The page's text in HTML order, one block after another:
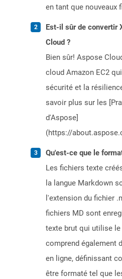
en tant que nouveaux
Est-il sûr de convertir
Cloud ?
Bien sûr! Aspose
cloud Amazon EC2
sécurité et la
savoir plus sur les
d'Aspose]
(https://
Qu'est-ce que le
Les fichiers texte
la langue Markdown
l'extension du fichier
fichiers MD sont
texte brut qui utilise
comprend également
en ligne, définissant
être formaté tel que